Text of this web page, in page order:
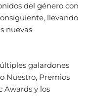
del género con
llevando
nuevas
galardones
Nuestro, Premios
Awards y los